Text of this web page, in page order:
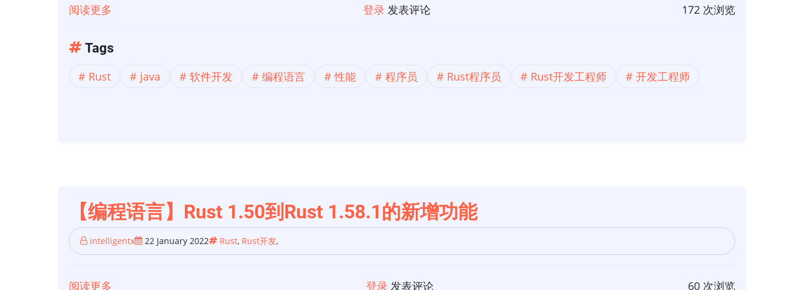
阅读更多
【Rust
发】
Rust
程
序
登录 发表评论 172 次浏览
Tags
Rust java 软件开发 编程语言 性能 程序员 Rust程序员 Rust开发工程师 开发工程师
【编程语言】Rust 1.50到Rust 1.58.1的新增功能
intelligentx 22 January 2022 Rust, Rust开发,
阅读更多 登录 发表评论 60 次浏览